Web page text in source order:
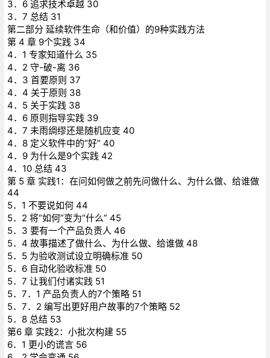
3．6 追求技术卓越 30
3．7 总结 31
第二部分 延续软件生命（和价值）的9种实践方法
第 4 章 9个实践 34
4．1 专家知道什么 35
4．2 守-破-离 36
4．3 首要原则 37
4．4 关于原则 38
4．5 关于实践 38
4．6 原则指导实践 39
4．7 未雨绸缪还是随机应变 40
4．8 定义软件中的“好” 40
4．9 为什么是9个实践 42
4．10 总结 43
第 5 章 实践1：在问如何做之前先问做什么、为什么做、给谁做
44
5．1 不要说如何 44
5．2 将“如何”变为“什么” 45
5．3 要有一个产品负责人 46
5．4 故事描述了做什么、为什么做、给谁做 48
5．5 为验收测试设立明确标准 50
5．6 自动化验收标准 50
5．7 让我们付诸实践 51
5．7．1 产品负责人的7个策略 51
5．7．2 编写出更好用户故事的7个策略 52
5．8 总结 53
第6 章 实践2：小批次构建 55
6．1 更小的谎言 56